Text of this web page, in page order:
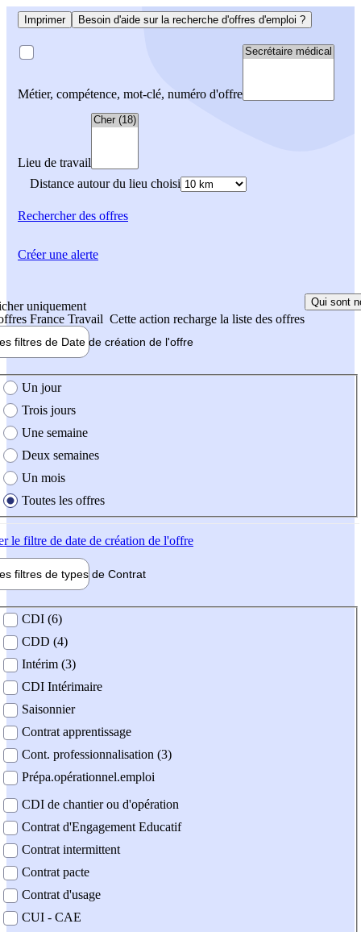
Imprimer Besoin d'aide sur la recherche d'offres d'emploi ?
Métier, compétence, mot-clé, numéro d'offre
Lieu de travail
Distance autour du lieu choisi
Rechercherdes offres
uniquement
France Travail Cette action recharge la liste des offres
Qui sont
filtres de Date de création de l'offre
création de l'offre
Un jour
Trois jours
Une semaine
Deux semaines
Un mois
Toutes les offres
le filtre de date de création de l'offre
filtres de types de Contrat
contrat
CDI (6)
CDD (4)
Intérim (3)
CDI Intérimaire
Saisonnier
Contrat apprentissage
Cont. professionnalisation (3)
Prépa.opérationnel.emploi
CDI de chantier ou d'opération
Contrat d'Engagement Educatif
Contrat intermittent
Contrat pacte
Contrat d'usage
CUI - CAE
Créer une alerte